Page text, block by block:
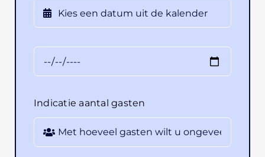
Indicatie aantal gasten